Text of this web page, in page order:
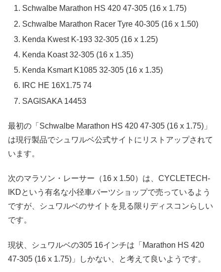
Schwalbe Marathon HS 420 47-305 (16 x 1.75)
Schwalbe Marathon Racer Tyre 40-305 (16 x 1.50)
Kenda Kwest K-193 32-305 (16 x 1.25)
Kenda Koast 32-305 (16 x 1.35)
Kenda Ksmart K1085 32-305 (16 x 1.35)
IRC HE 16X1.75 74
SAGISAKA 14453
最初の「Schwalbe Marathon HS 420 47-305 (16 x 1.75)」
は現行製品でシュワルベ公式サイトにリストアップされて
います。
次のマラソン・レーサー（16 x 1.50）は、CYCLETECH-
IKDという有名な小径車パーツショップで売っているよう
ですが、シュワルベのサイトを見る限りディスコンらしい
です。
現状、シュワルベの305 16インチは「Marathon HS 420
47-305 (16 x 1.75)」しかない、と考えて良いようです。